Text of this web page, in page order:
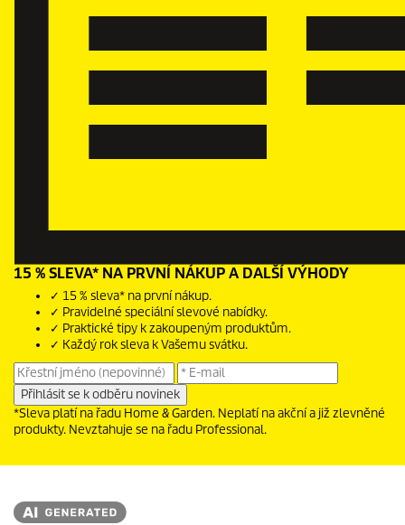
15 % SLEVA* NA PRVNÍ NÁKUP A DALŠÍ VÝHODY
✓ 15 % sleva* na první nákup.
✓ Pravidelné speciální slevové nabídky.
✓ Praktické tipy k zakoupeným produktům.
✓ Každý rok sleva k Vašemu svátku.
*Sleva platí na řadu Home & Garden. Neplatí na akční a již zlevněné
produkty. Nevztahuje se na řadu Professional.